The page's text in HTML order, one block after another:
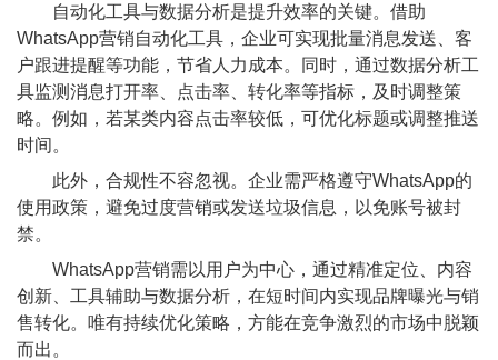
自动化工具与数据分析是提升效率的关键。借助
WhatsApp营销自动化工具，企业可实现批量消息发送、客
户跟进提醒等功能，节省人力成本。同时，通过数据分析工
具监测消息打开率、点击率、转化率等指标，及时调整策
略。例如，若某类内容点击率较低，可优化标题或调整推送
时间。
此外，合规性不容忽视。企业需严格遵守WhatsApp的
使用政策，避免过度营销或发送垃圾信息，以免账号被封
禁。
WhatsApp营销需以用户为中心，通过精准定位、内容
创新、工具辅助与数据分析，在短时间内实现品牌曝光与销
售转化。唯有持续优化策略，方能在竞争激烈的市场中脱颖
而出。